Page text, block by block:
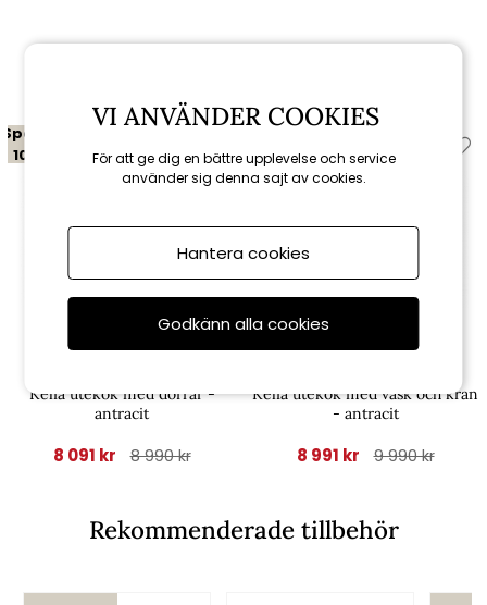
Spara
10%
Kelia utekök med dörrar -
antracit
8 091 kr 8 990 kr
Spara
10%
Kelia utekök med vask och kran
- antracit
8 991 kr 9 990 kr
Rekommenderade tillbehör
VI ANVÄNDER COOKIES
För att ge dig en bättre upplevelse och service
använder sig denna sajt av cookies.
Hantera cookies
Godkänn alla cookies